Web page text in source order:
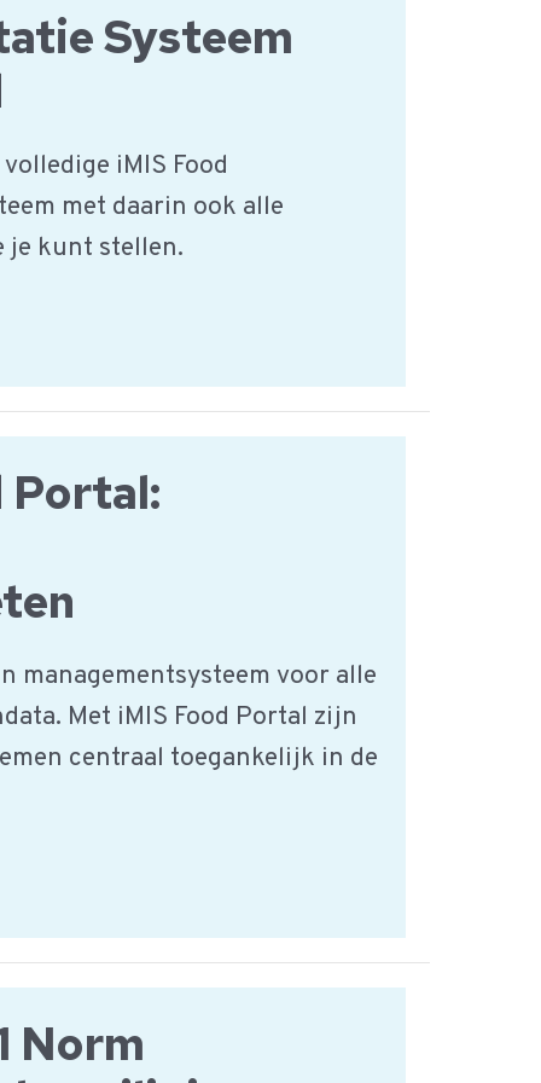
Systeem
iMIS Food
met daarin ook alle
je kunt stellen.
Portal:
managementsysteem voor alle
Met iMIS Food Portal zijn
centraal toegankelijk in de
Norm